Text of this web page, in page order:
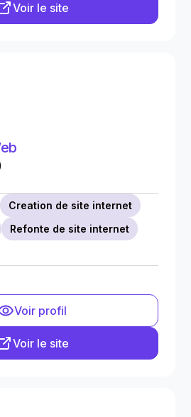
Voir le site
Creation de site internet
Refonte de site internet
Voir profil
Voir le site